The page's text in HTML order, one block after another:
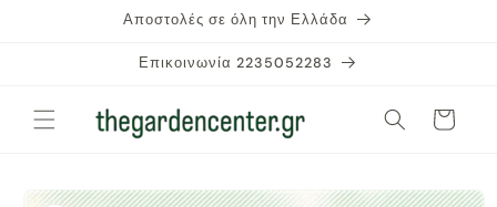
Αποστολές σε όλη την Ελλάδα
Επικοινωνία 2235052283
Καλάθι
στις